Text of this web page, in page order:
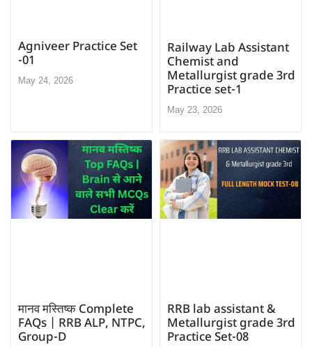
Agniveer Practice Set
-01
May 24, 2026
Railway Lab Assistant
Chemist and
Metallurgist grade 3rd
Practice set-1
May 23, 2026
मानव मस्तिष्क Complete
FAQs | RRB ALP, NTPC,
Group-D
RRB lab assistant &
Metallurgist grade 3rd
Practice Set-08